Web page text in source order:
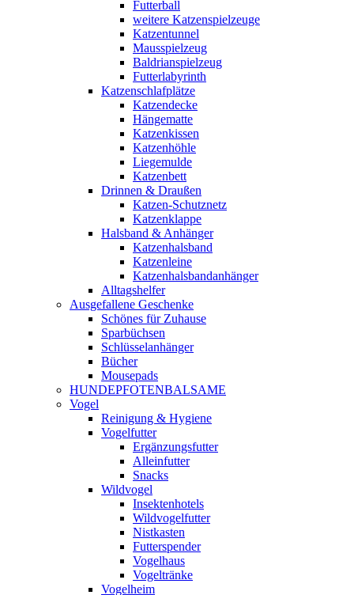
Futterball
weitere Katzenspielzeuge
Katzentunnel
Mausspielzeug
Baldrianspielzeug
Futterlabyrinth
Katzenschlafplätze
Katzendecke
Hängematte
Katzenkissen
Katzenhöhle
Liegemulde
Katzenbett
Drinnen & Draußen
Katzen-Schutznetz
Katzenklappe
Halsband & Anhänger
Katzenhalsband
Katzenleine
Katzenhalsbandanhänger
Alltagshelfer
Ausgefallene Geschenke
Schönes für Zuhause
Sparbüchsen
Schlüsselanhänger
Bücher
Mousepads
HUNDEPFOTENBALSAME
Vogel
Reinigung & Hygiene
Vogelfutter
Ergänzungsfutter
Alleinfutter
Snacks
Wildvogel
Insektenhotels
Wildvogelfutter
Nistkasten
Futterspender
Vogelhaus
Vogeltränke
Vogelheim